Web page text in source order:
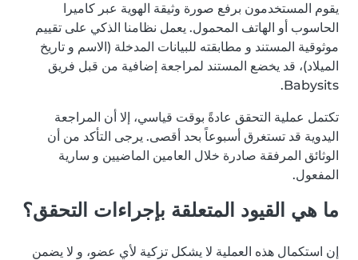
يقوم المستخدمون برفع صورة وثيقة الهوية عبر كاميرا
الحاسوب أو الهاتف المحمول. يعمل نظامنا الذكي على تقييم
موثوقية المستند و مطابقته للبيانات المدخلة (الاسم و تاريخ
الميلاد)، قد يخضع المستند لمراجعة إضافية من قبل فريق
Babysits.
تكتمل عملية التحقق عادةً بوقت قياسي، إلا أن المراجعة
اليدوية قد تستغرق أسبوعاً بحد أقصى. يرجى التأكد من أن
الوثائق المرفقة صادرة خلال العامين الماضيين و سارية
المفعول.
ما هي القيود المتعلقة بإجراءات التحقق؟
إن استكمال هذه العملية لا يشكل تزكية لأي عضو، و لا يضمن